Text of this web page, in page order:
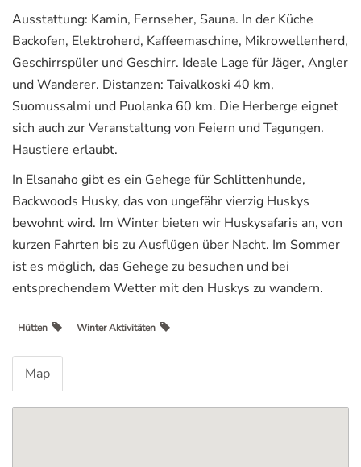
Ausstattung: Kamin, Fernseher, Sauna. In der Küche
Backofen, Elektroherd, Kaffeemaschine, Mikrowellenherd,
Geschirrspüler und Geschirr. Ideale Lage für Jäger, Angler
und Wanderer. Distanzen: Taivalkoski 40 km,
Suomussalmi und Puolanka 60 km. Die Herberge eignet
sich auch zur Veranstaltung von Feiern und Tagungen.
Haustiere erlaubt.
In Elsanaho gibt es ein Gehege für Schlittenhunde,
Backwoods Husky, das von ungefähr vierzig Huskys
bewohnt wird. Im Winter bieten wir Huskysafaris an, von
kurzen Fahrten bis zu Ausflügen über Nacht. Im Sommer
ist es möglich, das Gehege zu besuchen und bei
entsprechendem Wetter mit den Huskys zu wandern.
Hütten Winter Aktivitäten
Map